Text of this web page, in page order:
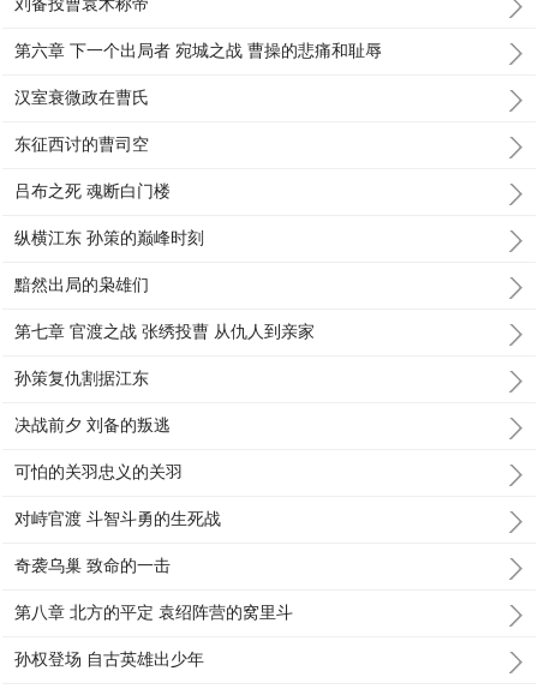
第六章 下一个出局者 宛城之战 曹操的悲痛和耻辱
汉室衰微政在曹氏
东征西讨的曹司空
吕布之死 魂断白门楼
纵横江东 孙策的巅峰时刻
黯然出局的枭雄们
第七章 官渡之战 张绣投曹 从仇人到亲家
孙策复仇割据江东
决战前夕 刘备的叛逃
可怕的关羽忠义的关羽
对峙官渡 斗智斗勇的生死战
奇袭乌巢 致命的一击
第八章 北方的平定 袁绍阵营的窝里斗
孙权登场 自古英雄出少年